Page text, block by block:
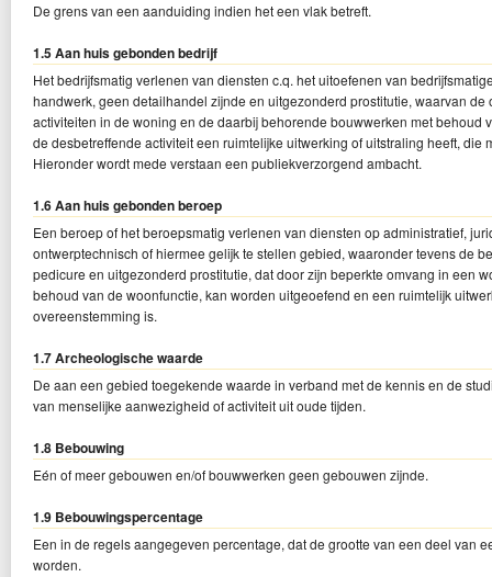
De grens van een aanduiding indien het een vlak betreft.
1.5 Aan huis gebonden bedrijf
Het bedrijfsmatig verlenen van diensten c.q. het uitoefenen van
handwerk, geen detailhandel zijnde en uitgezonderd prostitutie, waarvan
activiteiten in de woning en de daarbij behorende bouwwerken met
de desbetreffende activiteit een ruimtelijke uitwerking of uitstraling heeft, die
Hieronder wordt mede verstaan een publiekverzorgend ambacht.
1.6 Aan huis gebonden beroep
Een beroep of het beroepsmatig verlenen van diensten op administratief,
ontwerptechnisch of hiermee gelijk te stellen gebied, waaronder tevens de
pedicure en uitgezonderd prostitutie, dat door zijn beperkte omvang in een
behoud van de woonfunctie, kan worden uitgeoefend en een ruimtelijk
overeenstemming is.
1.7 Archeologische waarde
De aan een gebied toegekende waarde in verband met de kennis en de
van menselijke aanwezigheid of activiteit uit oude tijden.
1.8 Bebouwing
Eén of meer gebouwen en/of bouwwerken geen gebouwen zijnde.
1.9 Bebouwingspercentage
Een in de regels aangegeven percentage, dat de grootte van een deel van
worden.